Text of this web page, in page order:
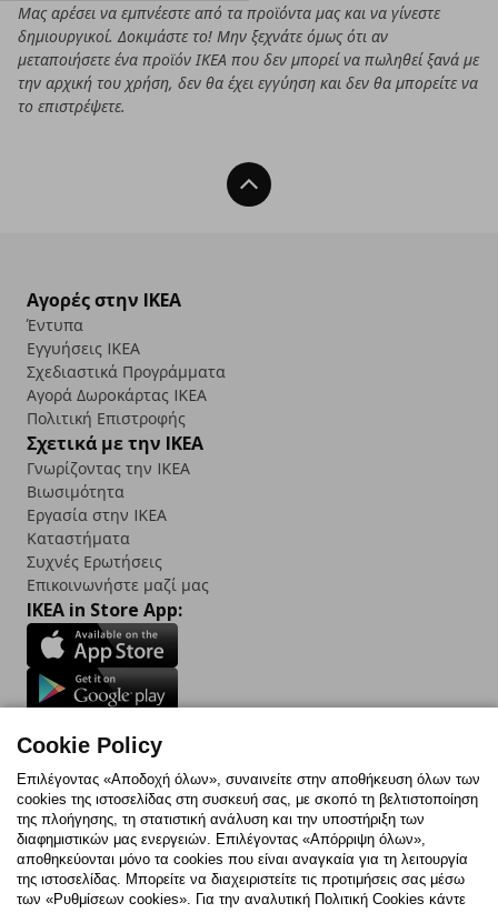
Μας αρέσει να εμπνέεστε από τα προϊόντα μας και να γίνεστε
δημιουργικοί. Δοκιμάστε το! Μην ξεχνάτε όμως ότι αν
μεταποιήσετε ένα προϊόν ΙΚΕΑ που δεν μπορεί να πωληθεί ξανά με
την αρχική του χρήση, δεν θα έχει εγγύηση και δεν θα μπορείτε να
το επιστρέψετε.
Back To Top
Αγορές στην IKEA
Έντυπα
Εγγυήσεις IKEA
Σχεδιαστικά Προγράμματα
Αγορά Δωρoκάρτας IKEA
Πολιτική Επιστροφής
Σχετικά με την IKEA
Γνωρίζοντας την IKEA
Βιωσιμότητα
Εργασία στην IKEA
Καταστήματα
Συχνές Ερωτήσεις
Επικοινωνήστε μαζί μας
IKEA in Store App:
Πολιτική Cookies Δήλωση ψηφιακής προσβασιμότητας
Cookie Policy
Επιλέγοντας «Αποδοχή όλων», συναινείτε στην αποθήκευση όλων των
cookies της ιστοσελίδας στη συσκευή σας, με σκοπό τη βελτιστοποίηση
της πλοήγησης, τη στατιστική ανάλυση και την υποστήριξη των
διαφημιστικών μας ενεργειών. Επιλέγοντας «Απόρριψη όλων»,
αποθηκεύονται μόνο τα cookies που είναι αναγκαία για τη λειτουργία
της ιστοσελίδας. Μπορείτε να διαχειριστείτε τις προτιμήσεις σας μέσω
των «Ρυθμίσεων cookies». Για την αναλυτική Πολιτική Cookies κάντε